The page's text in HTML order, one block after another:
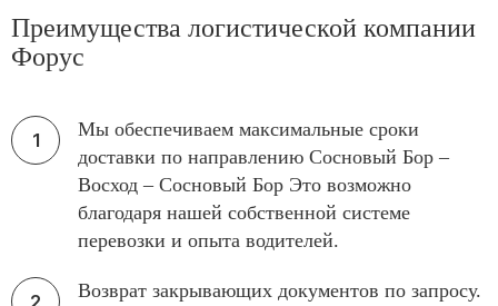
Преимущества логистической компании
Форус
Мы обеспечиваем максимальные сроки
доставки по направлению Сосновый Бор –
Восход – Сосновый Бор Это возможно
благодаря нашей собственной системе
перевозки и опыта водителей.
Возврат закрывающих документов по запросу.